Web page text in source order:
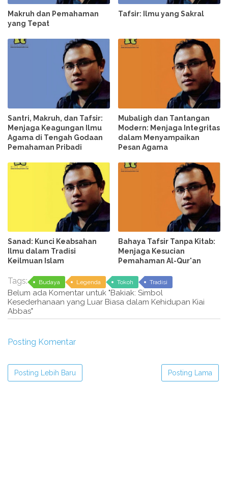
Makruh dan Pemahaman
yang Tepat
Tafsir: Ilmu yang Sakral
Santri, Makruh, dan Tafsir:
Menjaga Keagungan Ilmu
Agama di Tengah Godaan
Pemahaman Pribadi
Mubaligh dan Tantangan
Modern: Menjaga Integritas
dalam Menyampaikan
Pesan Agama
Sanad: Kunci Keabsahan
Ilmu dalam Tradisi
Keilmuan Islam
Bahaya Tafsir Tanpa Kitab:
Menjaga Kesucian
Pemahaman Al-Qur'an
Tags: Budaya Legenda Tokoh Tradisi
Belum ada Komentar untuk "Bakiak: Simbol
Kesederhanaan yang Luar Biasa dalam Kehidupan Kiai
Abbas"
Posting Komentar
Posting Lebih Baru Posting Lama